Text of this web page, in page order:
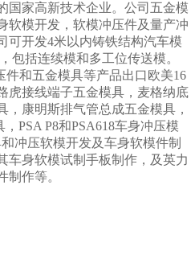
国家高新技术企业。公司五金模
软模开发，软模冲压件及量产冲
可开发4米以内铸铁结构汽车模
包括连续模和多工位传送模。
件和五金模具等产品出口欧美16
虎接线端子五金模具，麦格纳底
，康明斯排气管总成五金模具，
PSA P8和PSA618车身冲压模
冲压软模开发及车身软模件制
车身软模试制手板制作，及英力
制作等。